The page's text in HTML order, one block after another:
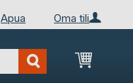
Oma tili
Apua